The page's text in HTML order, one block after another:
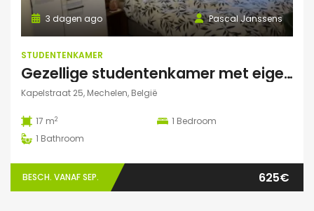
Pascal Janssens
3 dagen ago
STUDENTENKAMER
Gezellige studentenkamer met eigen badkamer in Mechelen
Kapelstraat 25, Mechelen, België
17 m2 1 Bedroom
1 Bathroom
BESCH. VANAF SEP. 625€